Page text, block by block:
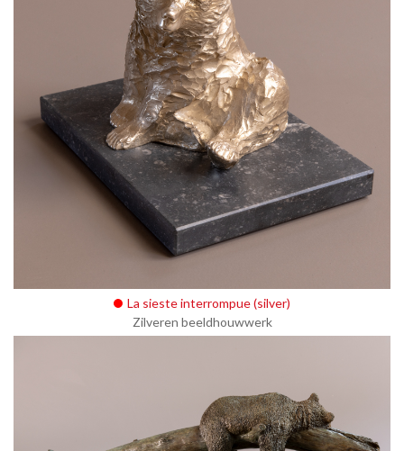
La sieste interrompue (silver)
Zilveren beeldhouwwerk